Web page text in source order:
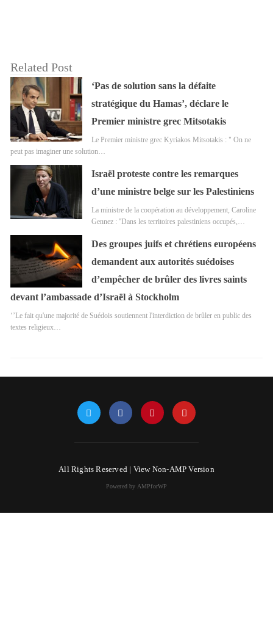
Related Post
‘Pas de solution sans la défaite
stratégique du Hamas’, déclare le
Premier ministre grec Mitsotakis
Le Premier ministre grec Kyriakos Mitsotakis : " On ne
peut pas imaginer une solution…
Israël proteste contre les remarques
d’une ministre belge sur les Palestiniens
La ministre de la coopération au développement, Caroline
Gennez : ''Dans les territoires palestiniens occupés,…
Des groupes juifs et chrétiens européens
demandent aux autorités suédoises
d’empêcher de brûler des livres saints
devant l’ambassade d’Israël à Stockholm
‘’Le fait qu'une majorité de Suédois soutiennent l'interdiction de brûler en public des
textes religieux…
All Rights Reserved | View Non-AMP Version
Powered by AMPforWP